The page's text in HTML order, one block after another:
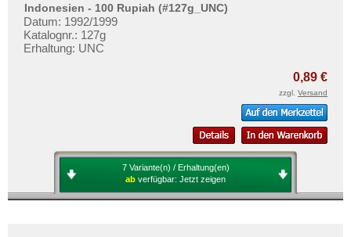
Indonesien - 100 Rupiah (#127g_UNC)
Datum: 1992/1999
Katalognr.: 127g
Erhaltung: UNC
0,89 €
zzgl. Versand
7 Variante(n) / Erhaltung(en)
ab verfügbar: Jetzt zeigen